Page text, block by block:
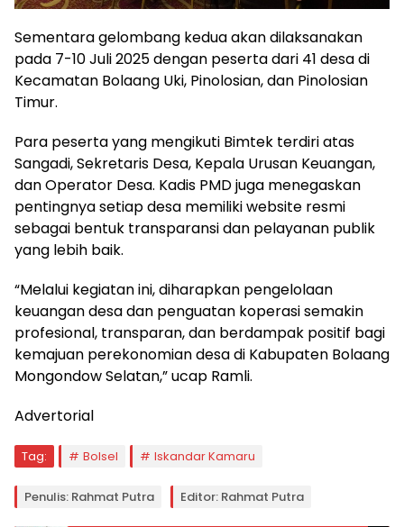
Sementara gelombang kedua akan dilaksanakan
pada 7-10 Juli 2025 dengan peserta dari 41 desa di
Kecamatan Bolaang Uki, Pinolosian, dan Pinolosian
Timur.
Para peserta yang mengikuti Bimtek terdiri atas
Sangadi, Sekretaris Desa, Kepala Urusan Keuangan,
dan Operator Desa. Kadis PMD juga menegaskan
pentingnya setiap desa memiliki website resmi
sebagai bentuk transparansi dan pelayanan publik
yang lebih baik.
“Melalui kegiatan ini, diharapkan pengelolaan
keuangan desa dan penguatan koperasi semakin
profesional, transparan, dan berdampak positif bagi
kemajuan perekonomian desa di Kabupaten Bolaang
Mongondow Selatan,” ucap Ramli.
Advertorial
Tag: Bolsel Iskandar Kamaru
Penulis: Rahmat Putra Editor: Rahmat Putra